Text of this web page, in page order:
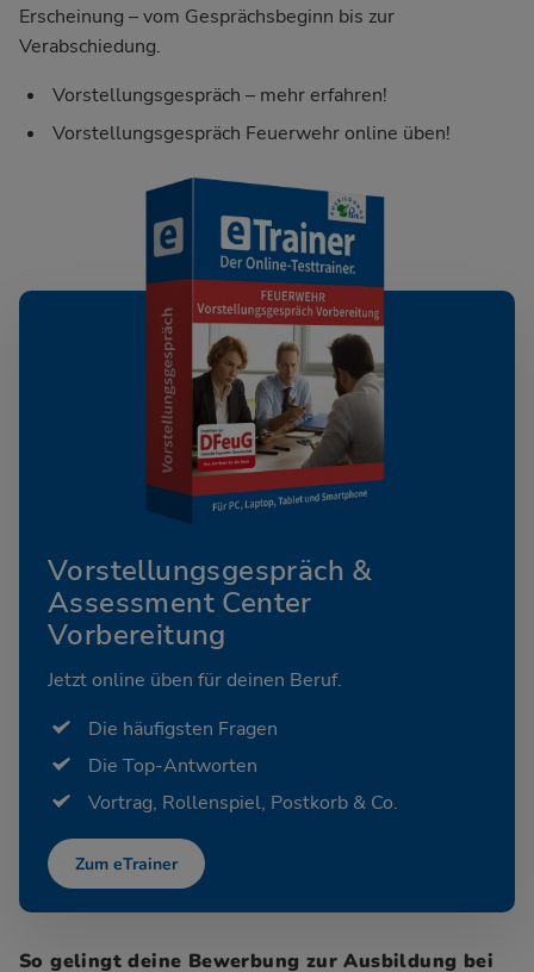
Erscheinung – vom Gesprächsbeginn bis zur
Verabschiedung.
Vorstellungsgespräch – mehr erfahren!
Vorstellungsgespräch Feuerwehr online üben!
Vorstellungsgespräch &
Assessment Center
Vorbereitung
Jetzt online üben für deinen Beruf.
Die häufigsten Fragen
Die Top-Antworten
Vortrag, Rollenspiel, Postkorb & Co.
Zum eTrainer
So gelingt deine Bewerbung zur Ausbildung bei